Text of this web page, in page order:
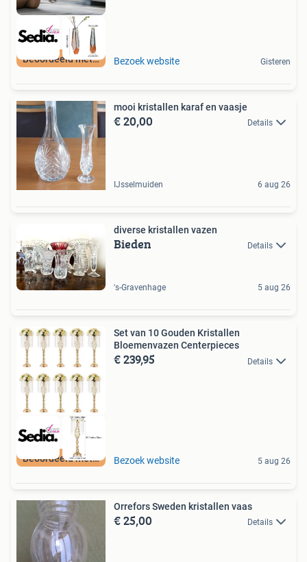
Beoordeeld met 9+ Bezoek website Gisteren
mooi kristallen karaf en vaasje
€ 20,00 Details
IJsselmuiden 6 aug 26
diverse kristallen vazen
Bieden Details
's-Gravenhage 5 aug 26
Beoordeeld met 9+
Set van 10 Gouden Kristallen
Bloemenvazen Centerpieces
€ 239,95 Details
Bezoek website 5 aug 26
Orrefors Sweden kristallen vaas
€ 25,00 Details